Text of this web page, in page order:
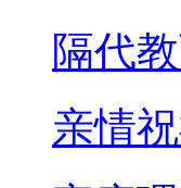
隔代
亲情